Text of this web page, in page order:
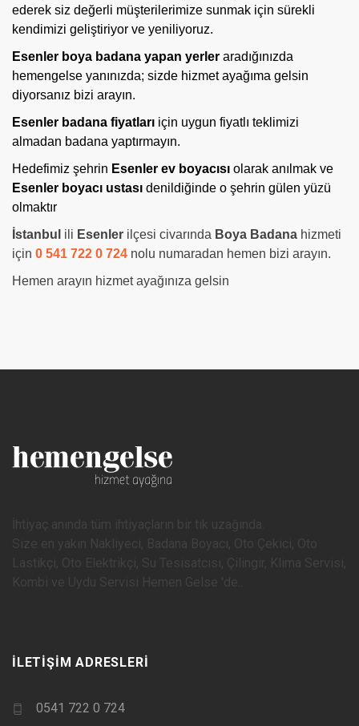
ederek siz değerli müşterilerimize sunmak için sürekli
kendimizi geliştiriyor ve yeniliyoruz.
Esenler boya badana yapan yerler aradığınızda
hemengelse yanınızda; sizde hizmet ayağıma gelsin
diyorsanız bizi arayın.
Esenler badana fiyatları için uygun fiyatlı teklimizi
almadan badana yaptırmayın.
Hedefimiz şehrin Esenler ev boyacısı olarak anılmak ve
Esenler boyacı ustası denildiğinde o şehrin gülen yüzü
olmaktır
İstanbul ili Esenler ilçesi civarında Boya Badana hizmeti
için 0 541 722 0 724 nolu numaradan hemen bizi arayın.
Hemen arayın hizmet ayağınıza gelsin
İLETIŞIM ADRESLERI
0541 722 0 724